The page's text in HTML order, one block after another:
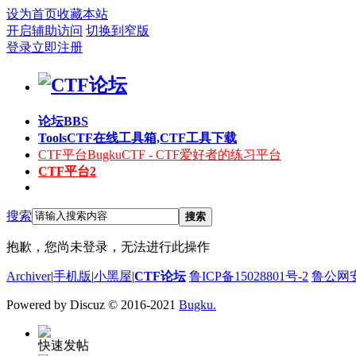
设为首页收藏本站
开启辅助访问 切换到窄版
登录立即注册
论坛BBS
ToolsCTF在线工具箱,CTF工具下载
CTF平台BugkuCTF - CTF爱好者的练习平台
CTF平台2
搜索 搜索
抱歉，您尚未登录，无法进行此操作
Archiver|手机版|小黑屋|CTF论坛 鲁ICP备15028801号-2 鲁公网
Powered by Discuz © 2016-2021 Bugku.
快速发帖